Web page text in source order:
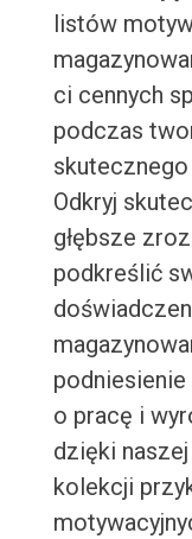
listów
ci cennych
podczas
Odkryj
głębsze
podkreślić
o pracę i
dzięki
kolekcji